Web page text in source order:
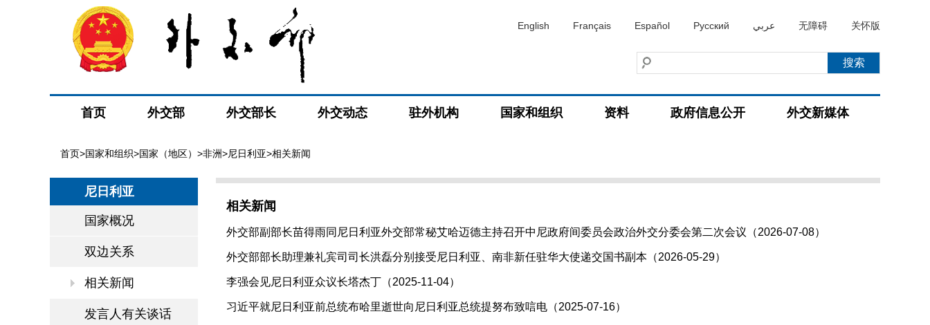
English Français Español Русский عربي 无障碍 关怀版
首页 外交部 外交部长 外交动态 驻外机构 国家和组织 资料 政府信息公开 外交新媒体
首页>国家和组织>国家（地区） >非洲>尼日利亚>相关新闻
尼日利亚
国家概况
双边关系
相关新闻
发言人有关谈话
相关新闻
外交部副部长苗得雨同尼日利亚外交部常秘艾哈迈德主持召开中尼政府间委员会政治外交分委会第二次会议（2026-07-08）
外交部部长助理兼礼宾司司长洪磊分别接受尼日利亚、南非新任驻华大使递交国书副本（2026-05-29）
李强会见尼日利亚众议长塔杰丁（2025-11-04）
习近平就尼日利亚前总统布哈里逝世向尼日利亚总统提努布致唁电（2025-07-16）